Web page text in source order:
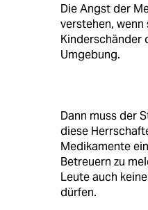
Die Angst der
verstehen,
Kinderschänder
Umgebung.
Dann muss der
diese
Medikamente
Betreuern zu
Leute auch
dürfen.